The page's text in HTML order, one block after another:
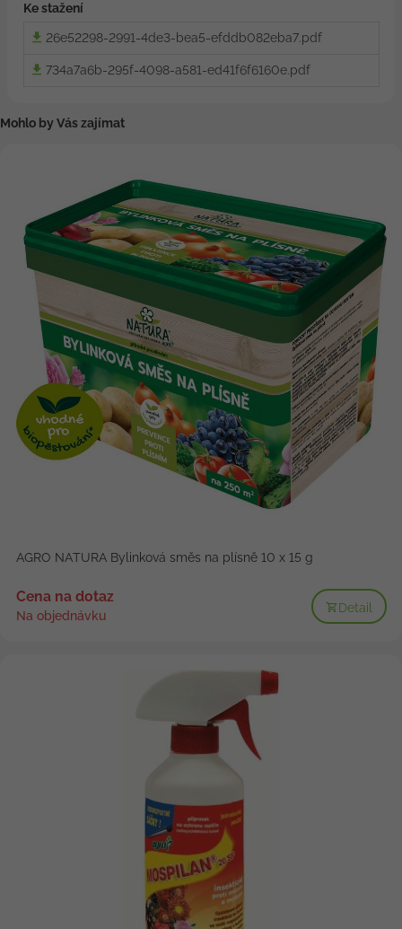
Ke stažení
26e52298-2991-4de3-bea5-efddb082eba7.pdf
734a7a6b-295f-4098-a581-ed41f6f6160e.pdf
Mohlo by Vás zajímat
AGRO NATURA Bylinková směs na plísně 10 x 15 g
Cena na dotaz
Na objednávku
Detail